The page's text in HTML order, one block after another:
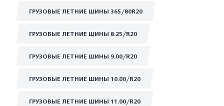
ГРУЗОВЫЕ ЛЕТНИЕ ШИНЫ 365/80R20
ГРУЗОВЫЕ ЛЕТНИЕ ШИНЫ 8.25/R20
ГРУЗОВЫЕ ЛЕТНИЕ ШИНЫ 9.00/R20
ГРУЗОВЫЕ ЛЕТНИЕ ШИНЫ 10.00/R20
ГРУЗОВЫЕ ЛЕТНИЕ ШИНЫ 11.00/R20